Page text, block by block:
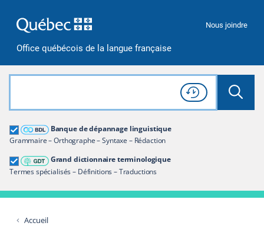
Office québécois de la langue française
Nous joindre
Rechercher dans tout le site
Lancer
Consulter l'
Historique
de recherche
Banque de dépannage linguistique
Grammaire – Orthographe – Syntaxe – Rédaction
Grand dictionnaire terminologique
Termes spécialisés – Définitions – Traductions
Grand dictionnaire terminologique
Restreindre aux termes
Accueil